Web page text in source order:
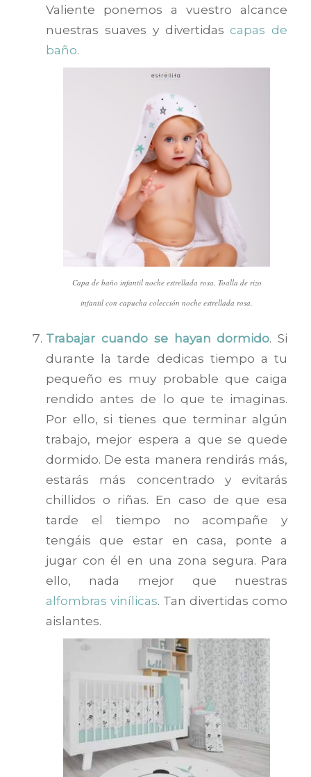
Valiente ponemos a vuestro alcance
nuestras suaves y divertidascapas de
baño.
Capa de baño infantil noche estrellada rosa. Toalla de rizo
infantil con capucha colección noche estrellada rosa.
Trabajar cuando se hayan dormido. Si
durante la tarde dedicas tiempo a tu
pequeño es muy probable que caiga
rendido antes de lo que te imaginas.
Por ello, si tienes que terminar algún
trabajo, mejor espera a que se quede
dormido. De esta manera rendirás más,
estarás más concentrado y evitarás
chillidos o riñas. En caso de que esa
tarde el tiempo no acompañe y
tengáis que estar en casa, ponte a
jugar con él en una zona segura. Para
ello, nada mejor que nuestras
alfombras vinílicas. Tan divertidas como
aislantes.